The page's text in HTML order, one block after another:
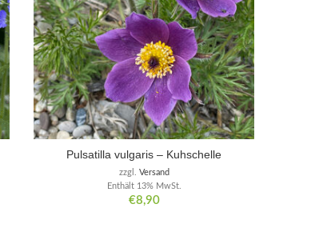
Pulsatilla vulgaris – Kuhschelle
€8,90
Enthält 13% MwSt.
zzgl. Versand